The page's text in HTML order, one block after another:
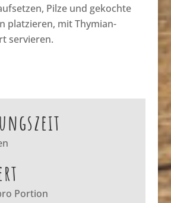
Pilze und gekochte
platzieren, mit Thymian-
servieren.
Portion